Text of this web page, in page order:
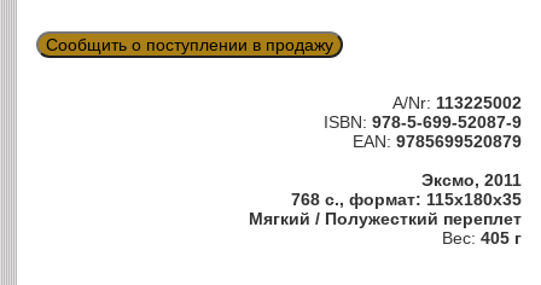
Сообщить о поступлении в продажу
A/Nr: 113225002
ISBN: 978-5-699-52087-9
EAN: 9785699520879
Эксмо, 2011
768 с., формат: 115x180x35
Мягкий / Полужесткий переплет
Вес: 405 г